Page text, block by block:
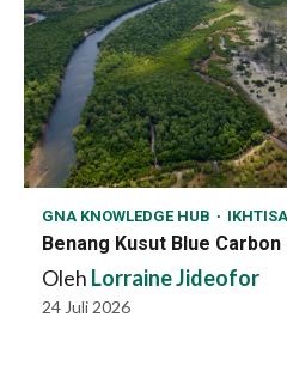
GNA KNOWLEDGE HUB
Benang Kusut Blue
Oleh Lorraine Jideofor
24 Juli 2026